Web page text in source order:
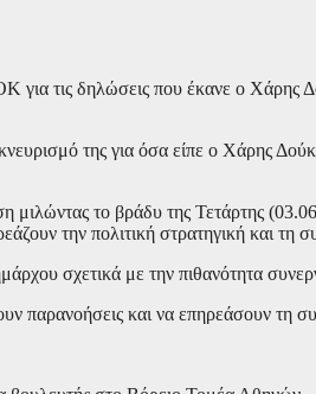
τις δηλώσεις που έκανε ο Χάρης
της για όσα είπε ο Χάρης
το βράδυ της Τετάρτης
την πολιτική στρατηγική και τη
σχετικά με την πιθανότητα
παρανοήσεις και να επηρεάσουν τη